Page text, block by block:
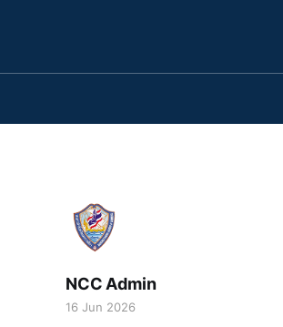
NCC Admin
16 Jun 2026